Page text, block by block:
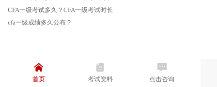
CFA一级考试多久？CFA一级考试时长
cfa一级成绩多久公布？
首页 考试资料 点击咨询